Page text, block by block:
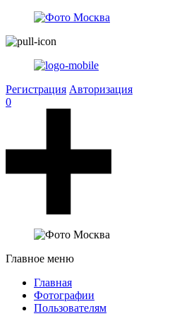
Регистрация Авторизация
0
Главное меню
Главная
Фотографии
Пользователям